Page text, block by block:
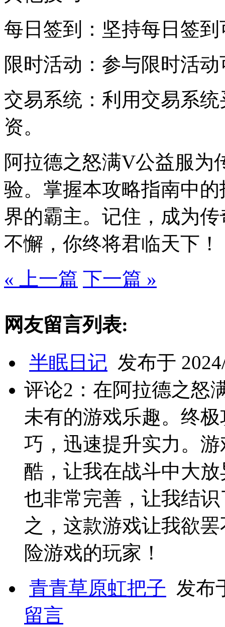
每日签到：坚持每日签
限时活动：参与限时活
交易系统：利用交易系
资。
阿拉德之怒满V公益服为
验。掌握本攻略指南中
界的霸主。记住，成为
不懈，你终将君临天下！
« 上一篇 下一篇 »
网友留言列表:
半眠日记 发布于
评论2：在阿拉德之怒
未有的游戏乐趣。终
巧，迅速提升实力。
酷，让我在战斗中大
也非常完善，让我结
之，这款游戏让我欲
险游戏的玩家！
青青草原虹把子 发布
留言